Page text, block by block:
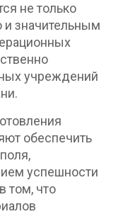
не только
и значительным
учреждений
обеспечить
успешности
том, что